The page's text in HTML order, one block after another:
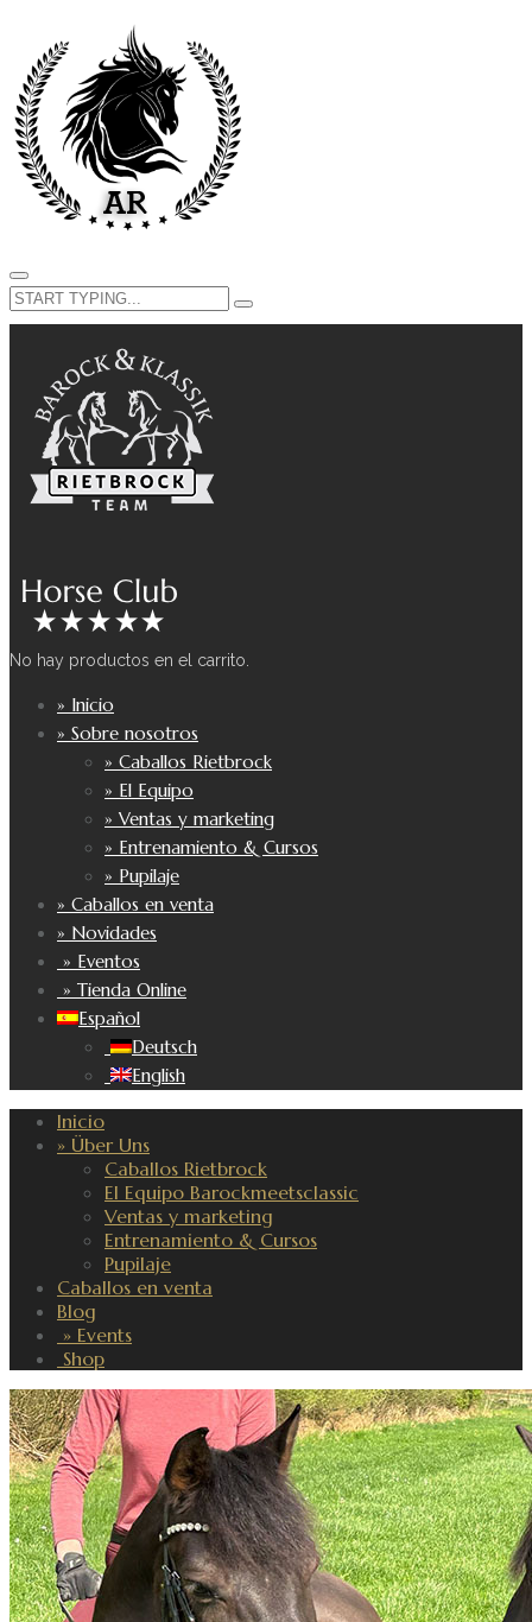
No hay productos en el carrito.
» Inicio
» Sobre nosotros
» Caballos Rietbrock
» El Equipo
» Ventas y marketing
» Entrenamiento & Cursos
» Pupilaje
» Caballos en venta
» Novidades
» Eventos
» Tienda Online
Español
Deutsch
English
Inicio
» Über Uns
Caballos Rietbrock
El Equipo Barockmeetsclassic
Ventas y marketing
Entrenamiento & Cursos
Pupilaje
Caballos en venta
Blog
» Events
Shop